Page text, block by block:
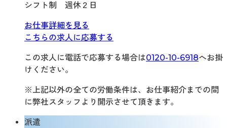
シフト制 週休２日
お仕事詳細を見る
こちらの求人に応募する
この求人に電話で応募する場合は0120-10-6918へお掛
けください。
※上記以外の全ての労働条件は、お仕事紹介までの間
に弊社スタッフより開示させて頂きます。
派遣